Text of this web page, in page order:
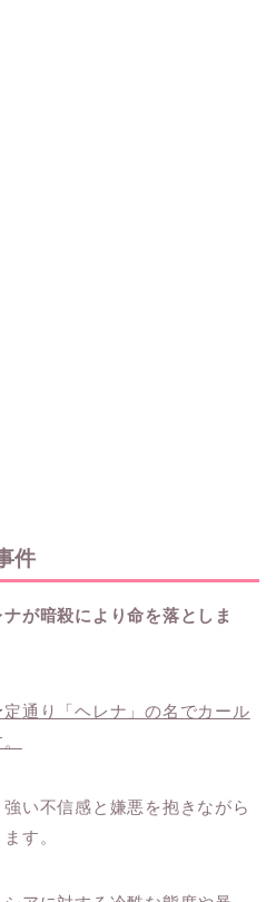
件
が暗殺により命を落としま
通り「ヘレナ」の名でカール
い不信感と嫌悪を抱きながら
す。